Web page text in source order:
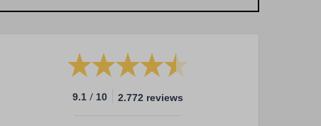
9.1 / 10 2.772 reviews